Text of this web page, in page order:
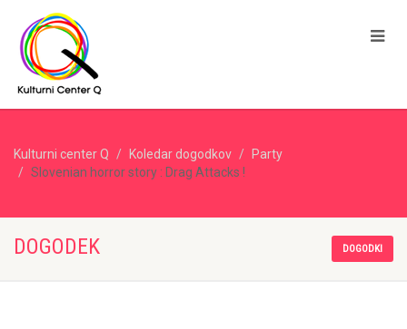
Kulturni center Q Koledar dogodkov
Party
Slovenian horror story : Drag Attacks !
DOGODEK DOGODKI